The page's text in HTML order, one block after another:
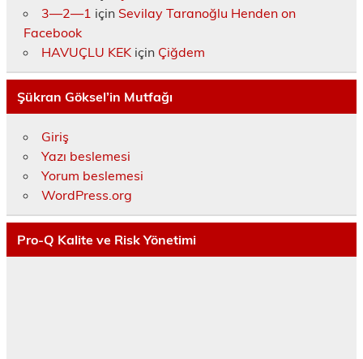
3—2—1 için Sevilay Taranoğlu Henden on
Facebook
HAVUÇLU KEKiçin Çiğdem
Şükran Göksel’in Mutfağı
Giriş
Yazı beslemesi
Yorum beslemesi
WordPress.org
Pro-Q Kalite ve Risk Yönetimi